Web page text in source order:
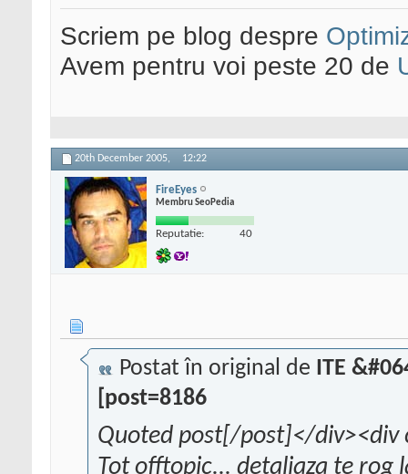
Scriem pe blog despre
Avem pentru voi peste 20 de
20th December 2005, 12:22
FireEyes
Membru SeoPedia
Reputatie: 40
Postat în original de ITE
[post=8186
Quoted post[/post]</div><div
Tot offtopic... detaliaza te rog